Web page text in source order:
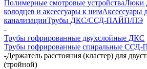
Полимерные смотровые устройстваЛюки
колодцев и аксессуары к нимАксессуары
канализацииТрубы ДКС/ССД-ПАЙП/ПЭ
-
Трубы гофрированные двухслойные ДКС
Трубы гофрированные спиральные ССД-
-Держатель расстояния (кластер) для
(тройной)